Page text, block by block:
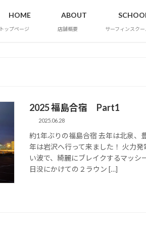
HOME
トップページ
ABOUT
店舗概要 サーフィンスクー
2025 福島合宿 Part1
2025.06.28
約1年ぶりの福島合宿 去年は北泉、
年は岩沢へ行って来ました！ 火力
い波で、綺麗にブレイクするマッシ
日没にかけての２ラウン […]